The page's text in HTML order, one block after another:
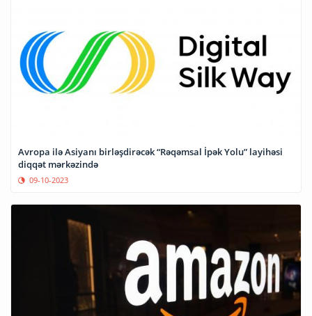
Avropa ilə Asiyanı birləşdirəcək “Rəqəmsal İpək Yolu” layihəsi
diqqət mərkəzində
09-10-2023